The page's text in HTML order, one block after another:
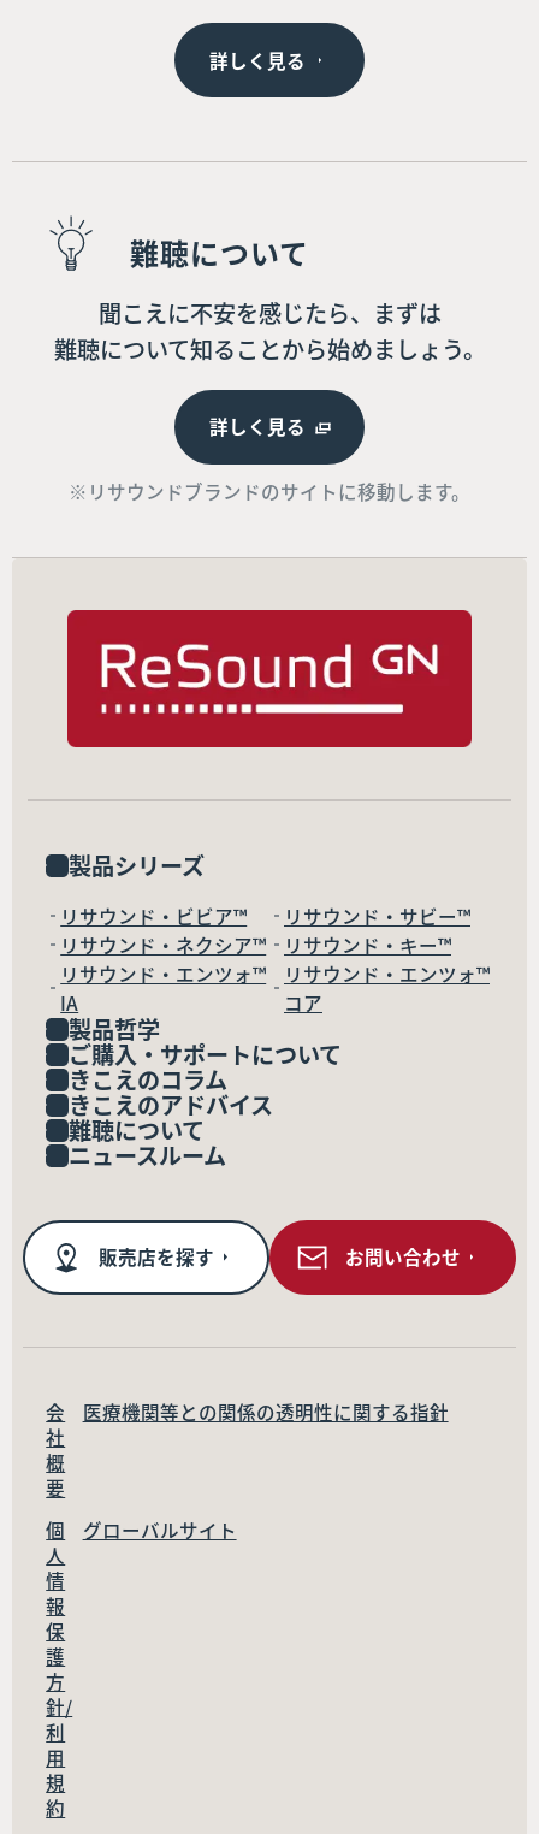
詳しく見る
難聴について
聞こえに不安を感じたら、まずは
難聴について知ることから始めましょう。
詳しく見る
※リサウンドブランドのサイトに移動します。
製品シリーズ
リサウンド・ビビア™
リサウンド・サビー™
リサウンド・ネクシア™
リサウンド・キー™
リサウンド・エンツォ™
IA
リサウンド・エンツォ™
コア
製品哲学
ご購入・サポートについて
きこえのコラム
きこえのアドバイス
難聴について
ニュースルーム
販売店を探す お問い合わせ
会
社
概
要
医療機関等との関係の透明性に関する指針
個
人
情
報
保
護
方
針/
利
用
規
約
グローバルサイト